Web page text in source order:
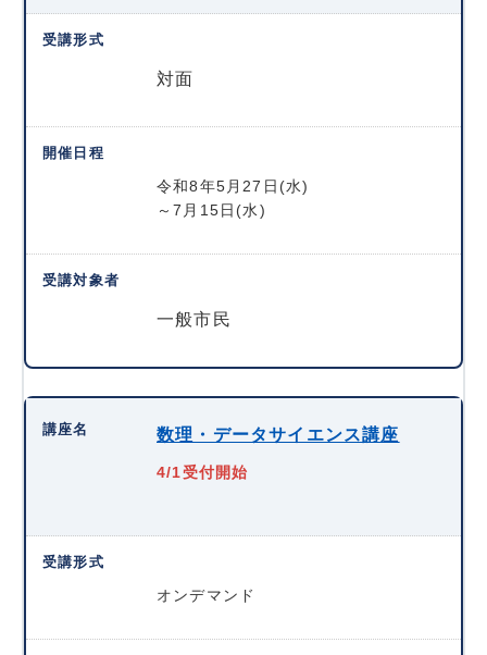
対面
令和8年5月27日(水)
～7月15日(水)
一般市民
数理・データサイエンス講座
4/1受付開始
オンデマンド